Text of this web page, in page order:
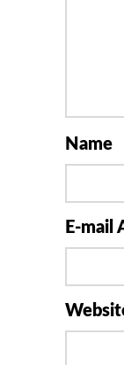
Name
E-mail